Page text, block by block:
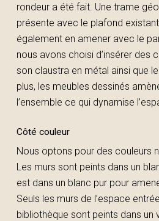
rondeur a été fait. Une trame
présente avec le plafond
également en amener avec le
nous avons choisi d’insérer des
son claustra en métal ainsi que
plus, les meubles dessinés
l’ensemble ce qui dynamise
Côté couleur
Nous optons pour des couleurs
Les murs sont peints dans un
est dans un blanc pur pour
Seuls les murs de l’espace
bibliothèque sont peints dans un